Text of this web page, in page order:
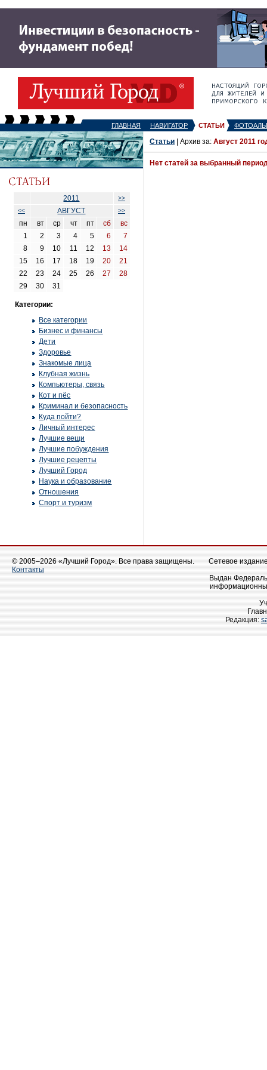
ГЛАВНАЯ НАВИГАТОР СТАТЬИ
2011
>>
<<
АВГУСТ >>
пн вт ср чт пт сб
вс
1
2 3 4 5 6
7
8
9 10 11 12 13
14
15
16 17 18 19 20
21
22
23 24 25 26 27
28
29
30 31
Категории:
Все категории
Бизнес и финансы
Дети
Здоровье
Знакомые лица
Клубная жизнь
Компьютеры, связь
Кот и пёс
Криминал и безопасность
Куда пойти?
Личный интерес
Лучшие вещи
Лучшие побуждения
Лучшие рецепты
Лучший Город
Наука и образование
Отношения
Спорт и туризм
Статьи | Архив за: Август 2011
Нет статей за выбранный
© 2005–2026 «Лучший Город». Все права защищены.
Контакты
Сетевое
Выдан
Редакция: